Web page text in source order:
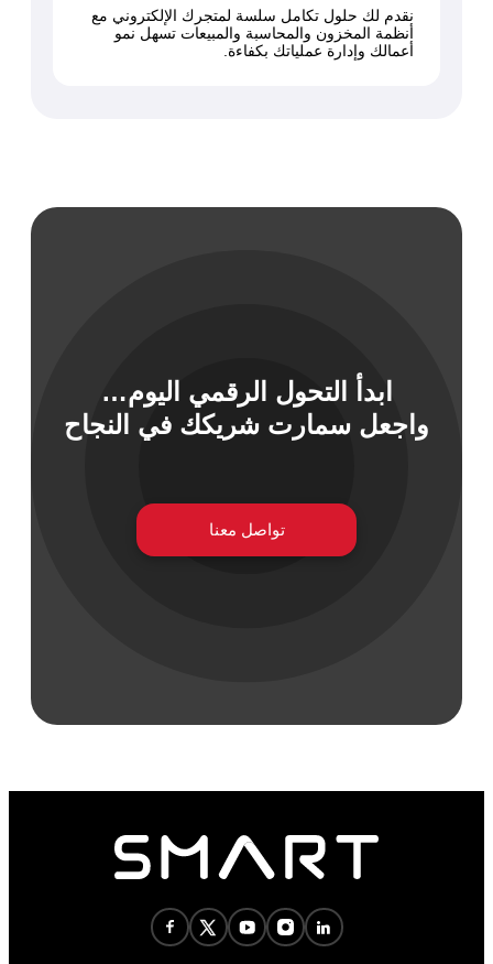
نقدم لك حلول تكامل سلسة لمتجرك الإلكتروني مع
أنظمة المخزون والمحاسبة والمبيعات تسهل نمو
أعمالك وإدارة عملياتك بكفاءة.
ابدأ التحول الرقمي اليوم…
واجعل سمارت شريكك في النجاح
تواصل معنا